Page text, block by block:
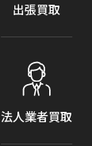
出張買取
法人業者買取